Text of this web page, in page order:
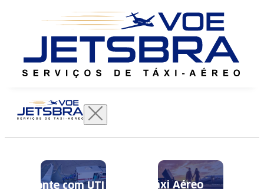
Conte com UTI
Táxi Aéreo